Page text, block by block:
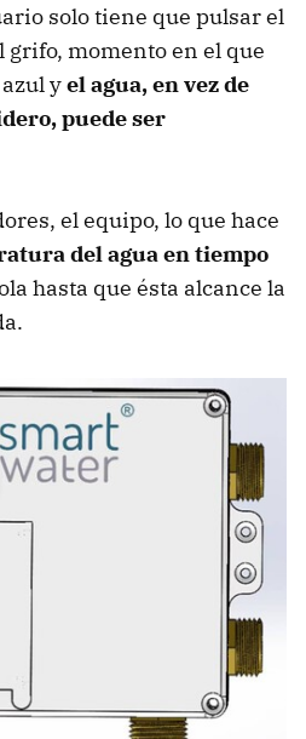
solo tiene que pulsar el
momento en el que
yel agua, en vez de
puede ser
el equipo, lo que hace
del agua en tiempo
hasta que ésta alcance la